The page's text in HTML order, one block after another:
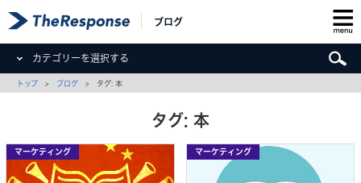
ブログ
カテゴリーを選択する
トップ > ブログ > タグ: 本
タグ: 本
マーケティング マーケティング